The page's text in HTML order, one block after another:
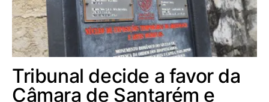
Tribunal decide a favor da
Câmara de Santarém e